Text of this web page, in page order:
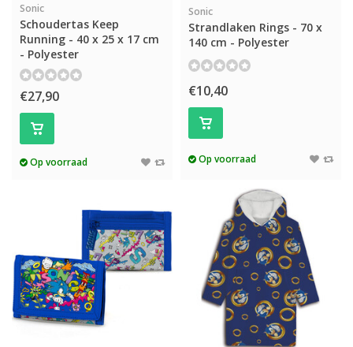
Sonic
Schoudertas Keep
Running - 40 x 25 x 17 cm
- Polyester
€27,90
Op voorraad
Sonic
Strandlaken Rings - 70 x
140 cm - Polyester
€10,40
Op voorraad